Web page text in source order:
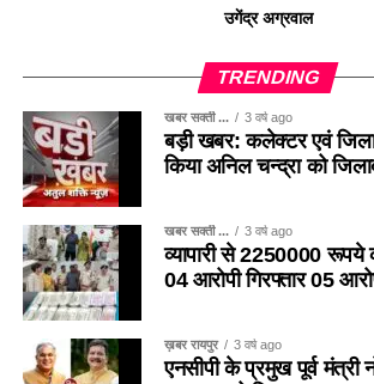
उगेंद्र अग्रवाल
TRENDING
खबर सक्ती ... 3 वर्ष ago
बड़ी खबर: कलेक्टर एवं जिला
किया अनिल चन्द्रा को
खबर सक्ती ... 3 वर्ष ago
व्यापारी से 2250000
04 आरोपी गिरफ्तार 05
ख़बर रायपुर 3 वर्ष ago
एनसीपी के प्रमुख पूर्व मंत्री